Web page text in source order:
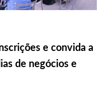
e convida a
de negócios e